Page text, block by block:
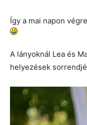
Így a mai napon
A lányoknál Lea és
helyezések